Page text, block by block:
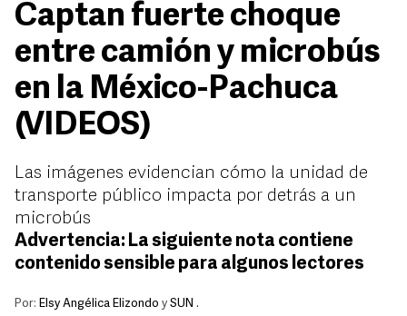
Captan fuerte choque
entre camión y microbús
en la México-Pachuca
(VIDEOS)
Las imágenes evidencian cómo la unidad de
transporte público impacta por detrás a un
microbús
Advertencia: La siguiente nota contiene
contenido sensible para algunos lectores
Por: Elsy Angélica Elizondo y SUN .